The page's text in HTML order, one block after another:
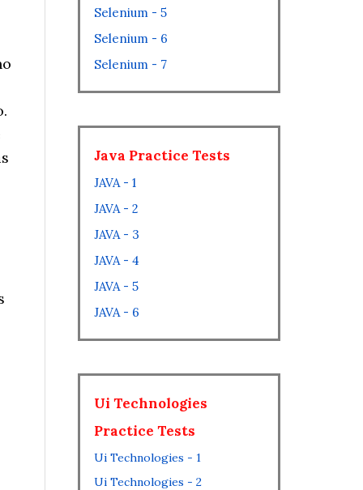
Selenium - 5
Selenium - 6
Selenium - 7
Java Practice Tests
JAVA - 1
JAVA - 2
JAVA - 3
JAVA - 4
JAVA - 5
JAVA - 6
Ui Technologies
Practice Tests
Ui Technologies - 1
Ui Technologies - 2